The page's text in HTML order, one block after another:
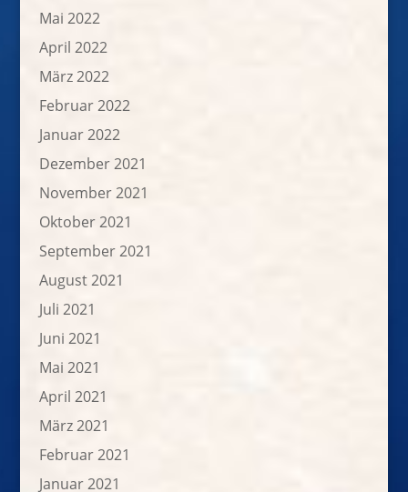
Mai 2022
April 2022
März 2022
Februar 2022
Januar 2022
Dezember 2021
November 2021
Oktober 2021
September 2021
August 2021
Juli 2021
Juni 2021
Mai 2021
April 2021
März 2021
Februar 2021
Januar 2021